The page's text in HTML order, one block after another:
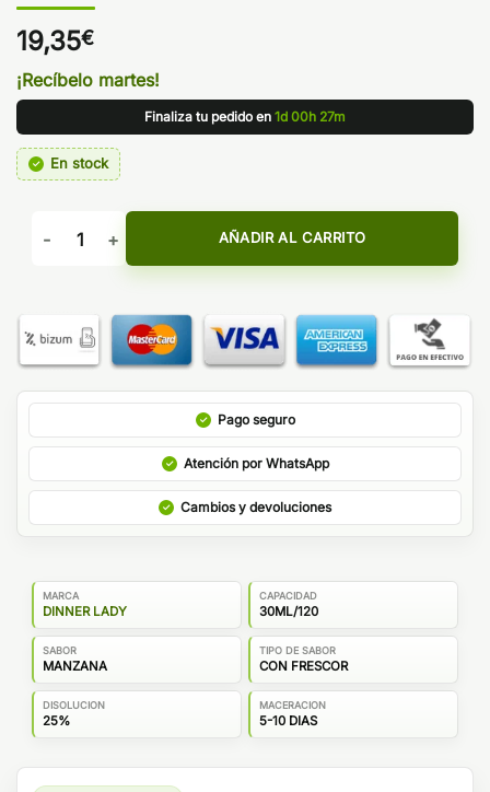
19,35€
¡Recíbelo martes!
Finaliza tu pedido en 1d 00h 27m
En stock
Aroma Apple Sours Ice 30ml/120 Longfill - Dinner Lady
AÑADIR AL CARRITO
Pago seguro
Atención por WhatsApp
Cambios y devoluciones
MARCA
DINNER LADY
CAPACIDAD
30ML/120
SABOR
MANZANA
TIPO DE SABOR
CON FRESCOR
DISOLUCION
25%
MACERACION
5-10 DIAS